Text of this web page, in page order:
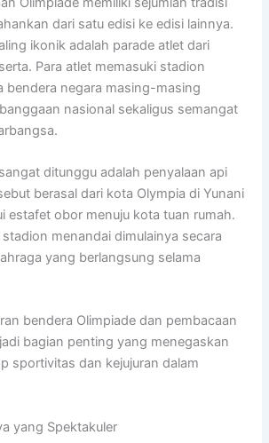
dari satu edisi ke edisi lainnya.
ikonik adalah parade atlet dari
Para atlet memasuki stadion
bendera negara masing-masing
nasional sekaligus semangat
ditunggu adalah penyalaan api
berasal dari kota Olympia di Yunani
estafet obor menuju kota tuan rumah.
menandai dimulainya secara
yang berlangsung selama
bendera Olimpiade dan pembacaan
bagian penting yang menegaskan
sportivitas dan kejujuran dalam
yang Spektakuler